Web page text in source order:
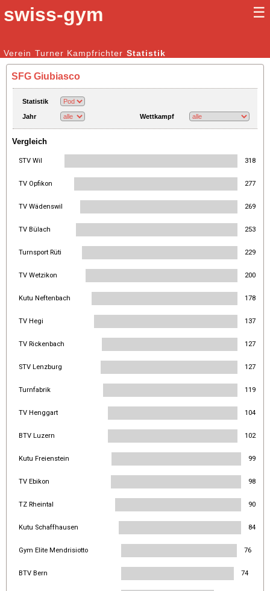
swiss-gym ☰
Kunstturnen Männer | Kunstturnen Frauen
Verein Turner Kampfrichter Statistik
SFG Giubiasco
Statistik
Jahr Wettkampf
Vergleich
STV Wil 318
TV Opfikon 277
TV Wädenswil 269
TV Bülach 253
Turnsport Rüti 229
TV Wetzikon 200
Kutu Neftenbach 178
TV Hegi 137
TV Rickenbach 127
STV Lenzburg 127
Turnfabrik 119
TV Henggart 104
BTV Luzern 102
Kutu Freienstein 99
TV Ebikon 98
TZ Rheintal 90
Kutu Schaffhausen 84
Gym Elite Mendrisiotto 76
BTV Bern 74